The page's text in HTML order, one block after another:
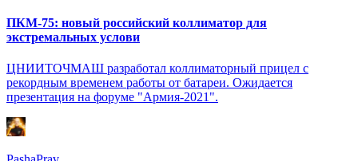
ПКМ-75: новый российский коллиматор для
экстремальных услови
ЦНИИТОЧМАШ разработал коллиматорный прицел с
рекордным временем работы от батареи. Ожидается
презентация на форуме "Армия-2021".